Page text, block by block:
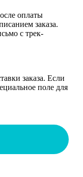
оплаты
заказа.
с трек-
заказа. Если
поле для